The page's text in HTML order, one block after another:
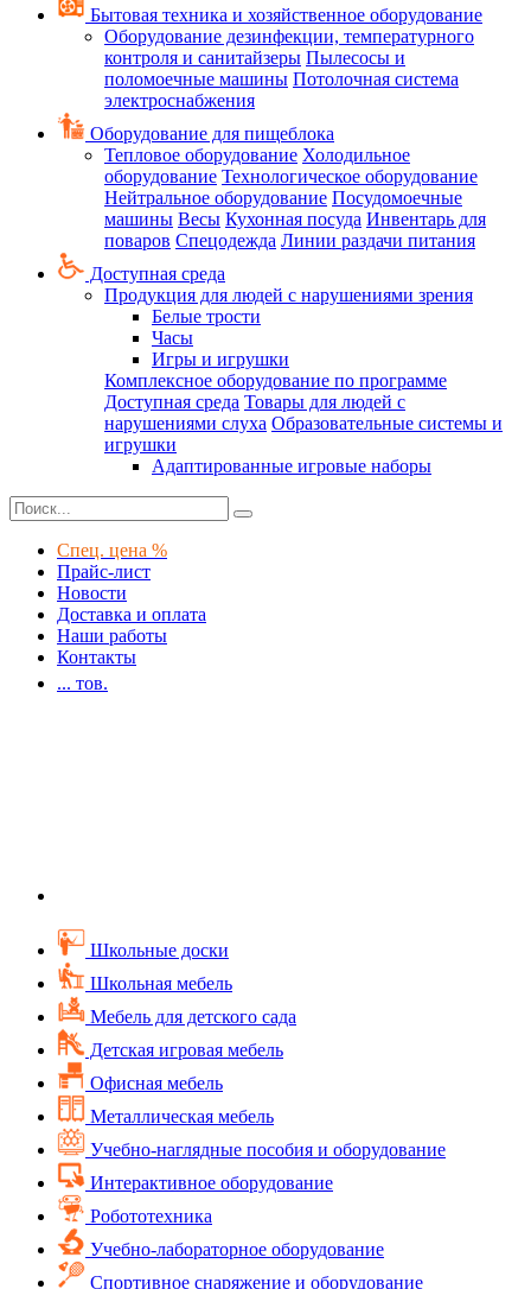
Бытовая техника и хозяйственное оборудование
Оборудование дезинфекции, температурного
контроля и санитайзеры Пылесосы и
поломоечные машины Потолочная система
электроснабжения
Оборудование для пищеблока
Тепловое оборудование Холодильное
оборудование Технологическое оборудование
Нейтральное оборудование Посудомоечные
машины Весы Кухонная посуда Инвентарь для
поваров Спецодежда Линии раздачи питания
Доступная среда
Продукция для людей с нарушениями зрения
Белые трости
Часы
Игры и игрушки
Комплексное оборудование по программе
Доступная среда Товары для людей с
нарушениями слуха Образовательные системы и
игрушки
Адаптированные игровые наборы
Спец. цена %
Прайс-лист
Новости
Доставка и оплата
Наши работы
Контакты
... тов.
Школьные доски
Школьная мебель
Мебель для детского сада
Детская игровая мебель
Офисная мебель
Металлическая мебель
Учебно-наглядные пособия и оборудование
Интерактивное оборудование
Робототехника
Учебно-лабораторное оборудование
Спортивное снаряжение и оборудование